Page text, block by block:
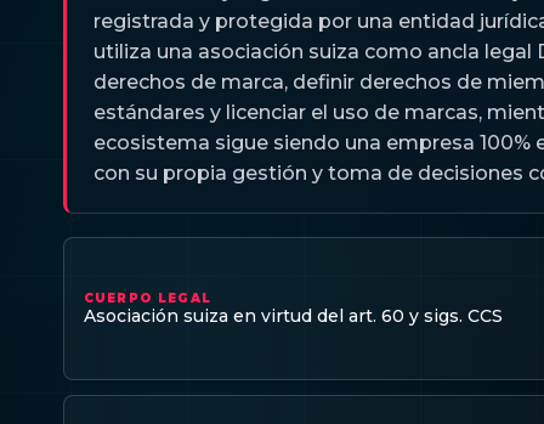
registrada y protegida por una entidad
utiliza una asociación suiza como ancla legal
derechos de marca, definir derechos de
estándares y licenciar el uso de marcas,
ecosistema sigue siendo una empresa
con su propia gestión y toma de decisiones
CUERPO LEGAL
Asociación suiza en virtud del art. 60 y sigs. CCS